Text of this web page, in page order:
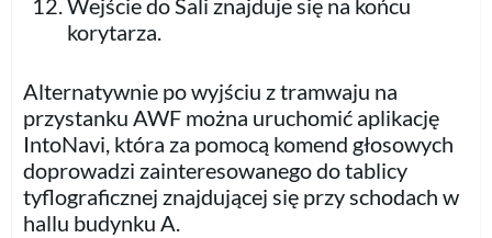
Wejście do Sali znajduje się na końcu
korytarza.
Alternatywnie po wyjściu z tramwaju na
przystanku AWF można uruchomić aplikację
IntoNavi, która za pomocą komend głosowych
doprowadzi zainteresowanego do tablicy
tyflograficznej znajdującej się przy schodach w
hallu budynku A.